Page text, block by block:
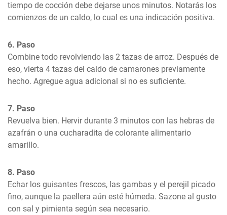
tiempo de cocción debe dejarse unos minutos. Notarás los
comienzos de un caldo, lo cual es una indicación positiva.
6. Paso
Combine todo revolviendo las 2 tazas de arroz. Después de
eso, vierta 4 tazas del caldo de camarones previamente
hecho. Agregue agua adicional si no es suficiente.
7. Paso
Revuelva bien. Hervir durante 3 minutos con las hebras de
azafrán o una cucharadita de colorante alimentario
amarillo.
8. Paso
Echar los guisantes frescos, las gambas y el perejil picado
fino, aunque la paellera aún esté húmeda. Sazone al gusto
con sal y pimienta según sea necesario.